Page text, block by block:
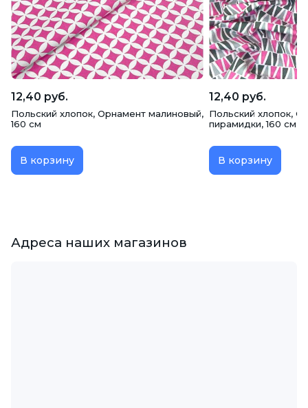
12,40 руб.
Польский хлопок, Орнамент малиновый,
160 см
В корзину
12,40 руб.
Польский хлопок,
пирамидки, 160 см
В корзину
Адреса наших магазинов